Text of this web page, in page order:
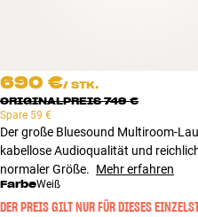
ANGEBOTE
Store Finden
Kundendienst
Anmelden
Kundendienst
690 €/ STK.
ORIGINALPREIS749 €
Spare 59 €
Der große Bluesound Multiroom-
kabellose Audioqualität und
normaler Größe. Mehr erfahren
FarbeWeiß
DER PREIS GILT NUR FÜR DIESES